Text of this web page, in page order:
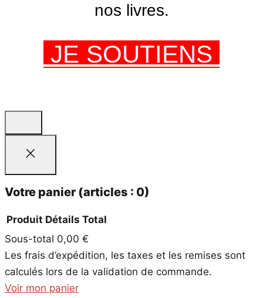
nos livres.
JE SOUTIENS
Votre panier (articles : 0)
Produits
dans
le
panier
Produit Détails Total
Sous-total 0,00 €
Les frais d’expédition, les taxes et les remises sont
calculés lors de la validation de commande.
Voir mon panier